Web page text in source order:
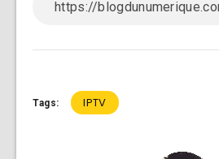
Tags: IPTV